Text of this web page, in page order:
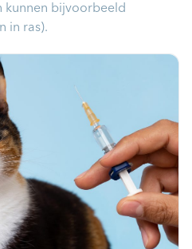
kunnen bijvoorbeeld
in ras).